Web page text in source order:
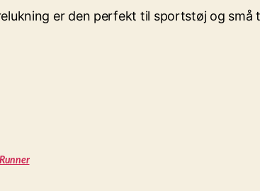
er den perfekt til sportstøj og små